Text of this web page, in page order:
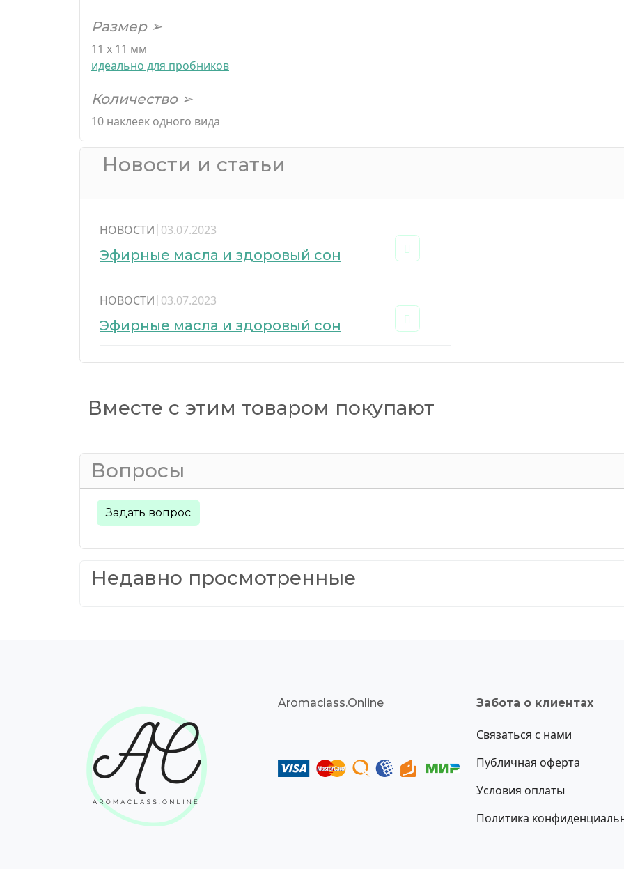
Размер ➢
11 х 11 мм
идеально для пробников
Количество ➢
10 наклеек одного вида
Новости и статьи
НОВОСТИ 03.07.2023
Эфирные масла и здоровый сон
НОВОСТИ 03.07.2023
Эфирные масла и здоровый сон
Вместе с этим товаром покупают
Вопросы
Задать вопрос
Недавно просмотренные
Aromaclass.Online Забота о клиентах
Связаться с нами
Публичная оферта
Условия оплаты
Политика